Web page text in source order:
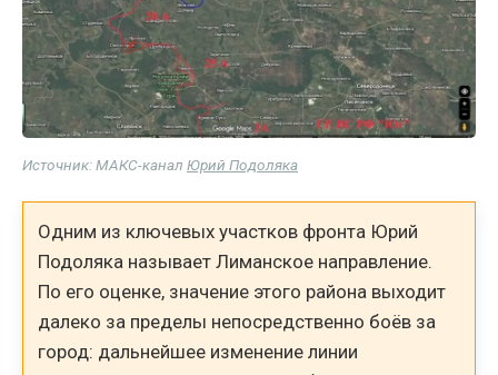
Источник: МАКС-канал Юрий Подоляка
Одним из ключевых участков фронта Юрий
Подоляка называет Лиманское направление.
По его оценке, значение этого района выходит
далеко за пределы непосредственно боёв за
город: дальнейшее изменение линии